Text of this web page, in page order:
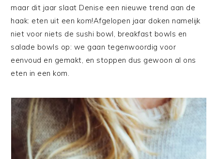
maar dit jaar slaat Denise een nieuwe trend aan de
haak: eten uit een kom!Afgelopen jaar doken namelijk
niet voor niets de sushi bowl, breakfast bowls en
salade bowls op: we gaan tegenwoordig voor
eenvoud en gemakt, en stoppen dus gewoon al ons
eten in een kom.